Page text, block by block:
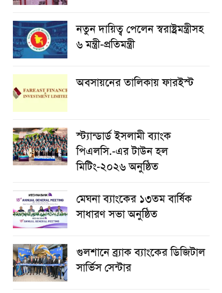
নতুন দায়িত্ব পেলেন স্বরাষ্ট্রমন্ত্রীসহ
৬ মন্ত্রী-প্রতিমন্ত্রী
অবসায়নের তালিকায় ফারইস্ট
স্ট্যান্ডার্ড ইসলামী ব্যাংক
পিএলসি.-এর টাউন হল
মিটিং-২০২৬ অনুষ্ঠিত
মেঘনা ব্যাংকের ১৩তম বার্ষিক
সাধারণ সভা অনুষ্ঠিত
গুলশানে ব্র্যাক ব্যাংকের ডিজিটাল
সার্ভিস সেন্টার